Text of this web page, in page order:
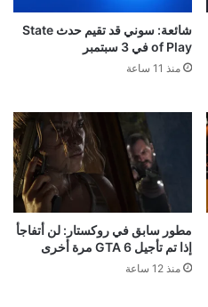
شائعة: سوني قد تقيم حدث State
of Play في 3 سبتمبر
منذ 11 ساعة
مطور سابق في روكستار: لن أتفاجأ
إذا تم تأجيل GTA 6 مرة أخرى
منذ 12 ساعة